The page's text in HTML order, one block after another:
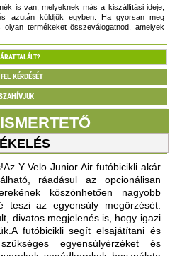
is van, melyeknek más a kiszállítási ideje,
azután küldjük egyben. Ha gyorsan meg
termékeket összeválogatnod, amelyek
TALÁLT?
KÉRDÉSÉT
Y Velo Junior Air futóbicikli akár
ráadásul az opcionálisan
köszönhetően nagyobb
teszi az egyensúly megőrzését.
divatos megjelenés is, hogy igazi
futóbicikli segít elsajátítani és
egyensúlyérzéket és